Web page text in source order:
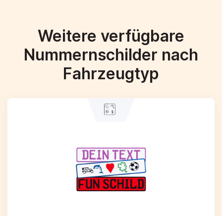
Weitere verfügbare
Nummernschilder nach
Fahrzeugtyp